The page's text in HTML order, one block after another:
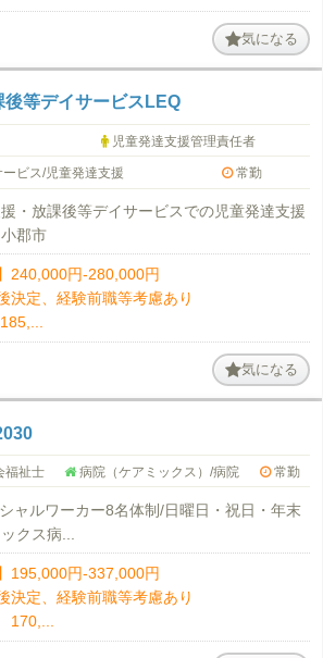
気になる
後等デイサービスLEQ
児童発達支援管理責任者
ビス/児童発達支援 常勤
・放課後等デイサービスでの児童発達支援
郡市
240,000円-280,000円
決定、経験前職等考慮あり
気になる
福祉士 病院（ケアミックス）/病院 常勤
ャルワーカー8名体制/日曜日・祝日・年末
クス病...
195,000円-337,000円
決定、経験前職等考慮あり